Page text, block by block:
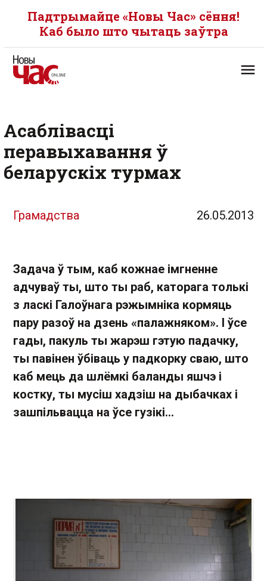
Падтрымайце «Новы Час» сёння!
Каб было што чытаць заўтра
Асаблівасці
перавыхавання ў
беларускіх турмах
Грамадства 26.05.2013
Задача ў тым, каб кожнае імгненне
адчуваў ты, што ты раб, каторага толькі
з ласкі Галоўнага рэжымніка кормяць
пару разоў на дзень «палажняком». І ўсе
гады, пакуль ты жарэш гэтую падачку,
ты павінен ўбіваць у падкорку сваю, што
каб мець да шлёмкі баланды яшчэ і
костку, ты мусіш хадзіш на дыбачках і
зашпільвацца на ўсе гузікі...